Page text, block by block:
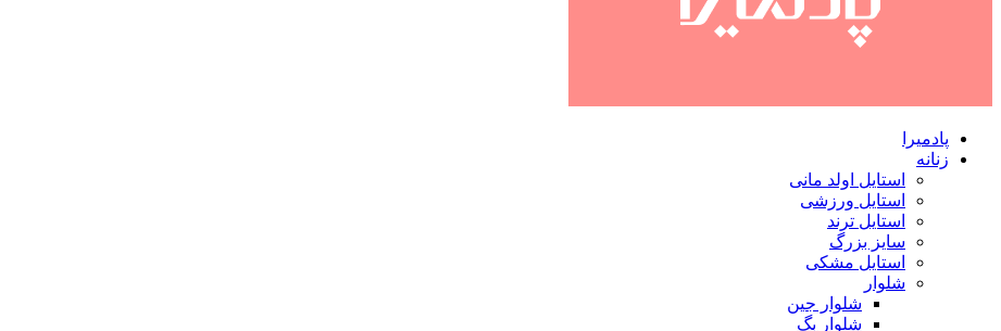
پادمیرا
زنانه
استایل اولد مانی
استایل ورزشی
استایل ترند
سایز بزرگ
استایل مشکی
شلوار
شلوار جین
شلوار بگ